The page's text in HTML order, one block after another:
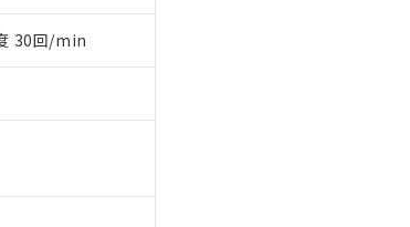
30回/min
に必要な範囲で利用することをご了承くだ
て非含有を証明するものではありません。
応完了までの期間は出荷製品に未対応品が
い機種